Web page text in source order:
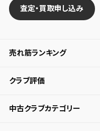
査定・買取申し込み
売れ筋ランキング
クラブ評価
中古クラブカテゴリー